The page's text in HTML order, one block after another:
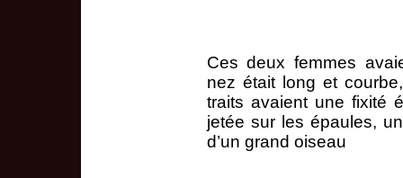
Ces deux femmes
nez était long et
traits avaient une fixité
jetée sur les épaules,
d’un grand oiseau